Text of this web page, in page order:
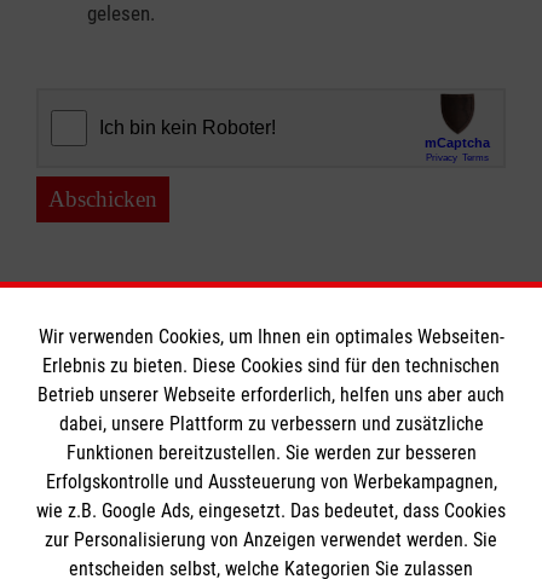
gelesen.
Abschicken
Informationen
Impressum
Datenschutz
Barrierefreiheit
Die Malteser
Wir verwenden Cookies, um Ihnen ein optimales Webseiten-
Erlebnis zu bieten. Diese Cookies sind für den technischen
Betrieb unserer Webseite erforderlich, helfen uns aber auch
dabei, unsere Plattform zu verbessern und zusätzliche
Funktionen bereitzustellen. Sie werden zur besseren
Erfolgskontrolle und Aussteuerung von Werbekampagnen,
wie z.B. Google Ads, eingesetzt. Das bedeutet, dass Cookies
zur Personalisierung von Anzeigen verwendet werden. Sie
entscheiden selbst, welche Kategorien Sie zulassen